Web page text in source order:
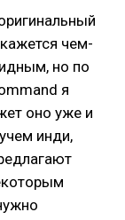
чем-
но по
я
оно уже и
инди,